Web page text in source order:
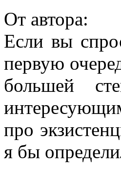
От автора:
Если вы
первую
большей
про
я бы